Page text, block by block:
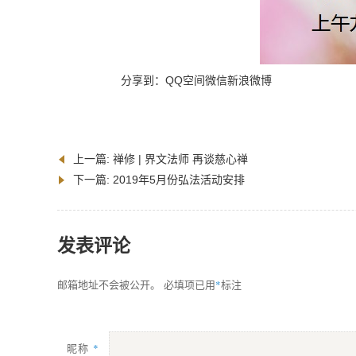
分享到： QQ空间微信新浪微博
上一篇: 禅修 | 界文法师 再谈慈心禅
下一篇: 2019年5月份弘法活动安排
发表评论
邮箱地址不会被公开。 必填项已用*标注
昵称 *